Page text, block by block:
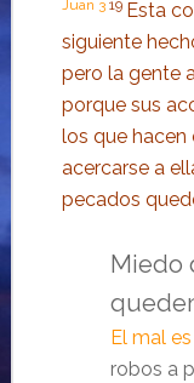
Juan 319 Esta
siguiente
pero la gente
porque sus
los que hacen
acercarse a
pecados
Miedo
El mal
robos a